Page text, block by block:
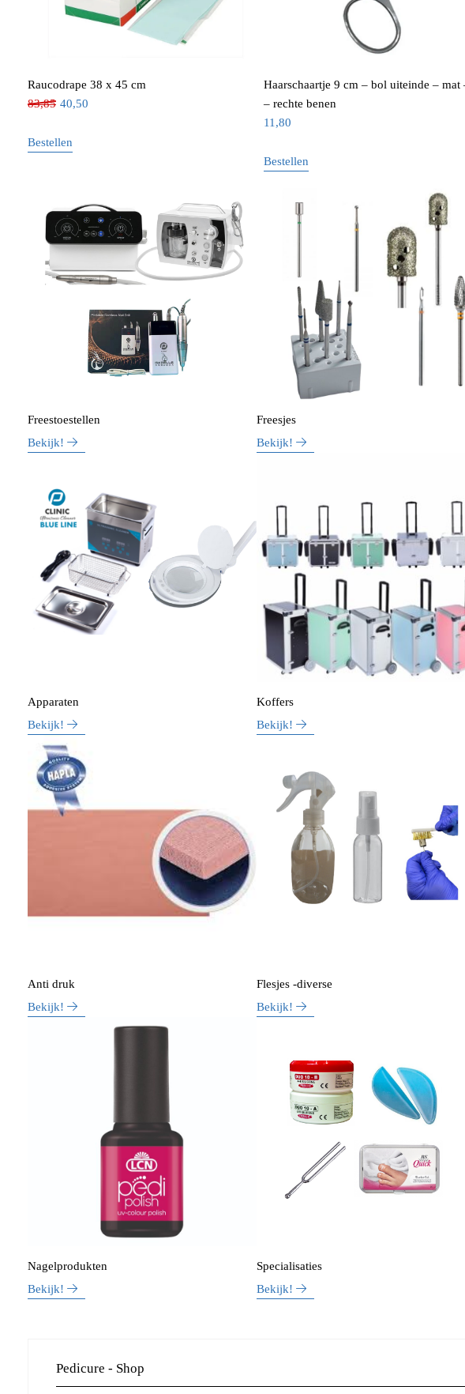
Raucodrape 38 x 45 cm
83,85 40,50
Bestellen
Haarschaartje 9 cm – bol uiteinde – mat
– rechte benen
11,80
Bestellen
Freestoestellen
Bekijk!
Freesjes
Bekijk!
Apparaten
Bekijk!
Koffers
Bekijk!
Anti druk
Bekijk!
Flesjes -diverse
Bekijk!
Nagelprodukten
Bekijk!
Specialisaties
Bekijk!
Pedicure - Shop